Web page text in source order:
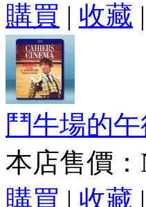
購買 | 收藏 |
鬥牛場的午
本店售價：
購買 | 收藏 |